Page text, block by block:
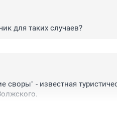
для таких случаев?
своры" - известная